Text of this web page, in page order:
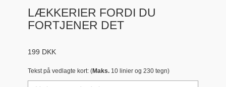
LÆKKERIER FORDI DU
FORTJENER DET
199 DKK
Tekst på vedlagte kort: (Maks. 10 linier og 230 tegn)